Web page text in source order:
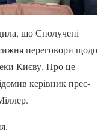
що Сполучені
переговори щодо
Києву. Про це
керівник прес-